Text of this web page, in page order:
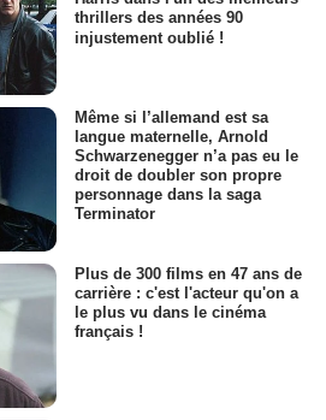
thrillers des années 90
injustement oublié !
Même si l’allemand est sa
langue maternelle, Arnold
Schwarzenegger n’a pas eu le
droit de doubler son propre
personnage dans la saga
Terminator
Plus de 300 films en 47 ans de
carrière : c'est l'acteur qu'on a
le plus vu dans le cinéma
français !